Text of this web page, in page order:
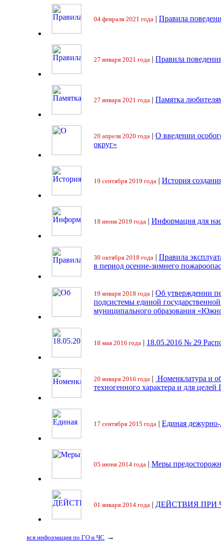
04 февраля 2021 года | Правила
27 января 2021 года | Правила
27 января 2021 года | Памятка
20 апреля 2020 года | О введении
округ»
19 сентября 2019 года | История
18 июня 2019 года | Информация для
30 октября 2018 года | Правила
в период осенне-зимнего
19 января 2018 года | Об утверждении
подсистемы единой
муниципального образования
18 мая 2016 года | 18.05.2016 № 29
20 января 2016 года | Номенклатура и
техногенного характера и для целей
17 сентября 2015 года | Единая
05 июня 2014 года | Меры
01 января 2014 года | ДЕЙСТВИЯ ПРИ
вся информация по ГО и ЧС →